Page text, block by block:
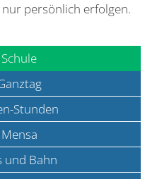
persönlich erfolgen.
Schule
Stunden
Mensa
und Bahn